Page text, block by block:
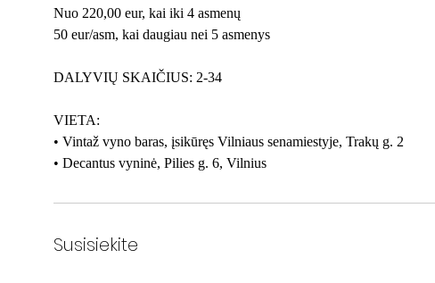
Nuo 220,00 eur, kai iki 4 asmenų
50 eur/asm, kai daugiau nei 5 asmenys
DALYVIŲ SKAIČIUS: 2-34
VIETA:
• Vintaž vyno baras, įsikūręs Vilniaus senamiestyje, Trakų g. 2
• Decantus vyninė, Pilies g. 6, Vilnius
Susisiekite